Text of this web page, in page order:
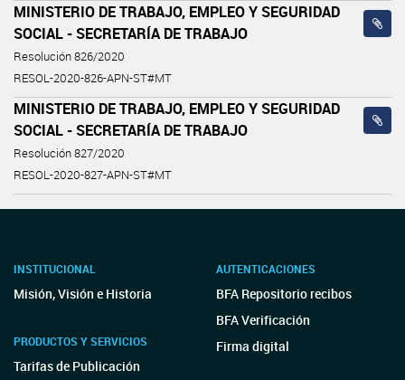
MINISTERIO DE TRABAJO, EMPLEO Y SEGURIDAD
SOCIAL - SECRETARÍA DE TRABAJO
Resolución 826/2020
RESOL-2020-826-APN-ST#MT
MINISTERIO DE TRABAJO, EMPLEO Y SEGURIDAD
SOCIAL - SECRETARÍA DE TRABAJO
Resolución 827/2020
RESOL-2020-827-APN-ST#MT
INSTITUCIONAL
Misión, Visión e Historia
PRODUCTOS Y SERVICIOS
Tarifas de Publicación
AUTENTICACIONES
BFA Repositorio recibos
BFA Verificación
Firma digital